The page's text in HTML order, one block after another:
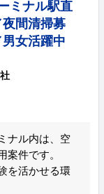
ミナル駅直
間清掃募
女活躍中
ナル内は、空
件です。
を活かせる環